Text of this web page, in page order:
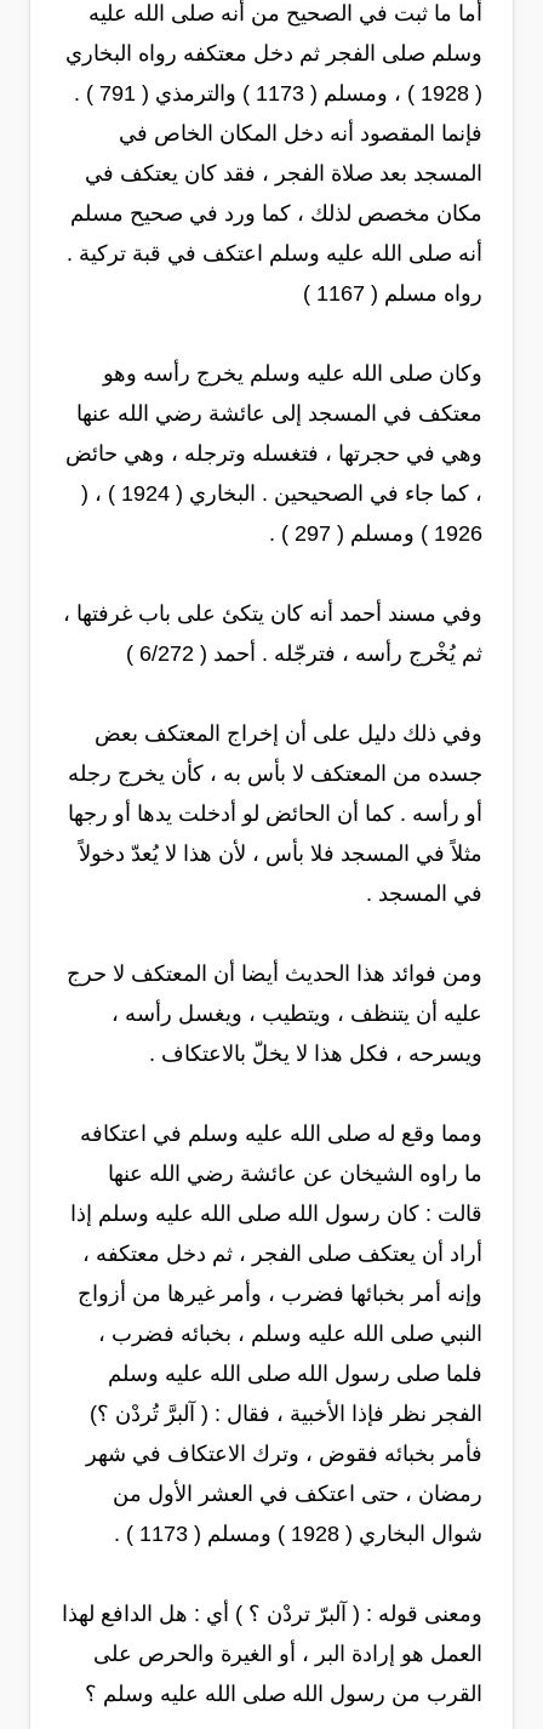
أما ما ثبت في الصحيح من أنه صلى الله عليه
وسلم صلى الفجر ثم دخل معتكفه رواه البخاري
( 1928 ) ، ومسلم ( 1173 ) والترمذي ( 791 ) .
فإنما المقصود أنه دخل المكان الخاص في
المسجد بعد صلاة الفجر ، فقد كان يعتكف في
مكان مخصص لذلك ، كما ورد في صحيح مسلم
أنه صلى الله عليه وسلم اعتكف في قبة تركية .
رواه مسلم ( 1167 )
وكان صلى الله عليه وسلم يخرج رأسه وهو
معتكف في المسجد إلى عائشة رضي الله عنها
وهي في حجرتها ، فتغسله وترجله ، وهي حائض
، كما جاء في الصحيحين . البخاري ( 1924 ) ، (
1926 ) ومسلم ( 297 ) .
وفي مسند أحمد أنه كان يتكئ على باب غرفتها ،
ثم يُخْرج رأسه ، فترجّله . أحمد ( 6/272 )
وفي ذلك دليل على أن إخراج المعتكف بعض
جسده من المعتكف لا بأس به ، كأن يخرج رجله
أو رأسه . كما أن الحائض لو أدخلت يدها أو رجها
مثلاً في المسجد فلا بأس ، لأن هذا لا يُعدّ دخولاً
في المسجد .
ومن فوائد هذا الحديث أيضا أن المعتكف لا حرج
عليه أن يتنظف ، ويتطيب ، ويغسل رأسه ،
ويسرحه ، فكل هذا لا يخلّ بالاعتكاف .
ومما وقع له صلى الله عليه وسلم في اعتكافه
ما راوه الشيخان عن عائشة رضي الله عنها
قالت : كان رسول الله صلى الله عليه وسلم إذا
أراد أن يعتكف صلى الفجر ، ثم دخل معتكفه ،
وإنه أمر بخبائها فضرب ، وأمر غيرها من أزواج
النبي صلى الله عليه وسلم ، بخبائه فضرب ،
فلما صلى رسول الله صلى الله عليه وسلم
الفجر نظر فإذا الأخبية ، فقال : ( آلبرَّ تُردْن ؟)
فأمر بخبائه فقوض ، وترك الاعتكاف في شهر
رمضان ، حتى اعتكف في العشر الأول من
شوال البخاري ( 1928 ) ومسلم ( 1173 ) .
ومعنى قوله : ( آلبرّ تردْن ؟ ) أي : هل الدافع لهذا
العمل هو إرادة البر ، أو الغيرة والحرص على
القرب من رسول الله صلى الله عليه وسلم ؟